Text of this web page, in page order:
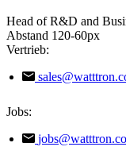
Head of R&D and
Abstand 120-60px
Vertrieb:
Jobs: